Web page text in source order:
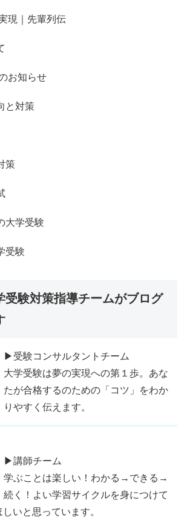
現｜先輩列伝
お知らせ
と対策
策
大学受験
受験
受験対策指導チームがブログ
▶受験コンサルタントチーム
大学受験は夢の実現への第１歩。あな
たが合格するのための「コツ」をわか
りやすく伝えます。
▶講師チーム
学ぶことは楽しい！わかる→できる→
続く！よい学習サイクルを身につけて
いと思っています。